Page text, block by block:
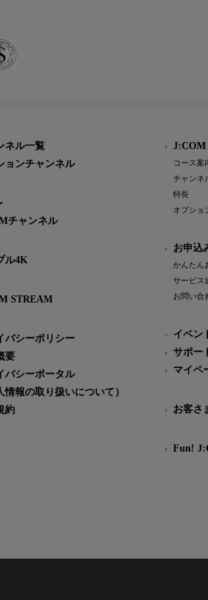
ネル一覧
ョンチャンネル
チャンネル
ル4K
STREAM
バシーポリシー
要
バシーポータル
情報の取り扱いについて）
約
J:COM
コース案
チャンネ
特長
オプショ
お申込
かんたん
サービス
お問い合
イベン
サポー
マイペ
お客さ
Fun!